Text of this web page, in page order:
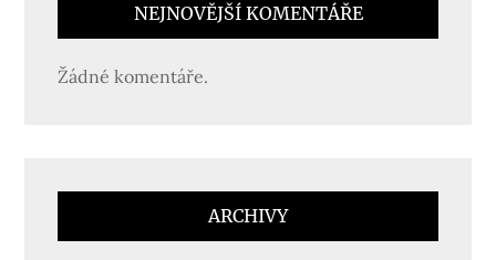
NEJNOVĚJŠÍ KOMENTÁŘE
Žádné komentáře.
ARCHIVY